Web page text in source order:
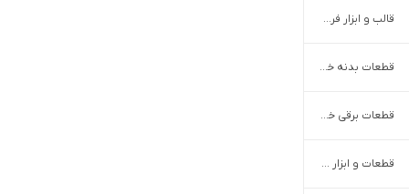
قالب و ابزار فرم دهی غذا
قطعات بدنه خودرو
قطعات برقی خودرو
قطعات و ابزار دوچرخه